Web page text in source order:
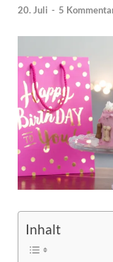
20. Juli - 5
Inhalt